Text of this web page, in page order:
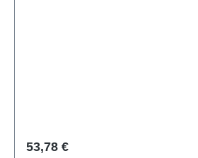
Regulärer Preis:
53,78 €